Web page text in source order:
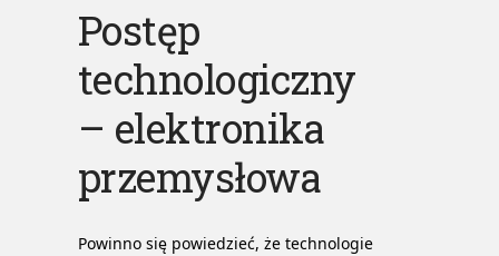
Postęp
technologiczny
– elektronika
przemysłowa
Powinno się powiedzieć, że technologie